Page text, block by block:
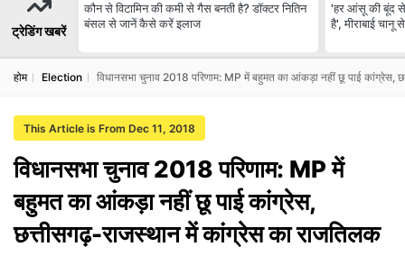
ट्रेडिंग खबरें
कौन से विटामिन की कमी से गैस बनती है? डॉक्टर नितिन
बंसल से जानें कैसे करें इलाज
'हर आंसू की बूंद से
है', मीराबाई चानू
होम Election विधानसभा चुनाव 2018 परिणाम: MP में बहुमत का आंकड़ा नहीं छू पाई कांग्रेस,
This Article is From Dec 11, 2018
विधानसभा चुनाव 2018 परिणाम: MP में
बहुमत का आंकड़ा नहीं छू पाई कांग्रेस,
छत्तीसगढ़-राजस्थान में कांग्रेस का राजतिलक